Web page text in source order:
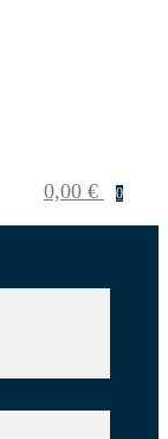
0,00 € 0